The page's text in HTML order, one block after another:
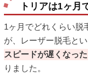
トリアは1ヶ月
1ヶ月でどれくらい脱
が、レーザー脱毛と
スピードが遅くなっ
りました。